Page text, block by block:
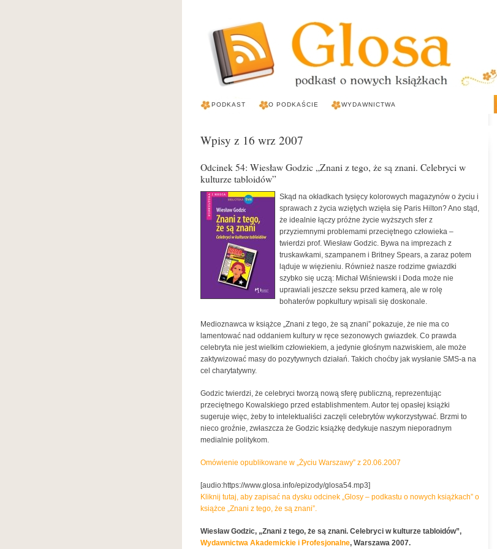
PODKAST O PODKAŚCIE WYDAWNICTWA
Wpisy z 16 wrz 2007
Odcinek 54: Wiesław Godzic „Znani z tego, że są znani. Celebryci w
kulturze tabloidów”
Skąd na okładkach tysięcy kolorowych magazynów o życiu i
sprawach z życia wziętych wzięła się Paris Hilton? Ano stąd,
że idealnie łączy próżne życie wyższych sfer z
przyziemnymi problemami przeciętnego człowieka –
twierdzi prof. Wiesław Godzic. Bywa na imprezach z
truskawkami, szampanem i Britney Spears, a zaraz potem
ląduje w więzieniu. Również nasze rodzime gwiazdki
szybko się uczą: Michał Wiśniewski i Doda może nie
uprawiali jeszcze seksu przed kamerą, ale w rolę
bohaterów popkultury wpisali się doskonale.
Medioznawca w książce „Znani z tego, że są znani” pokazuje, że nie ma co
lamentować nad oddaniem kultury w ręce sezonowych gwiazdek. Co prawda
celebryta nie jest wielkim człowiekiem, a jedynie głośnym nazwiskiem, ale może
zaktywizować masy do pozytywnych działań. Takich choćby jak wysłanie SMS-a na
cel charytatywny.
Godzic twierdzi, że celebryci tworzą nową sferę publiczną, reprezentując
przeciętnego Kowalskiego przed establishmentem. Autor tej opasłej książki
sugeruje więc, żeby to intelektualiści zaczęli celebrytów wykorzystywać. Brzmi to
nieco groźnie, zwłaszcza że Godzic książkę dedykuje naszym nieporadnym
medialnie politykom.
Omówienie opublikowane w „Życiu Warszawy” z 20.06.2007
[audio:https://www.glosa.info/epizody/glosa54.mp3]
Kliknij tutaj, aby zapisać na dysku odcinek „Glosy – podkastu o nowych książkach” o
książce „Znani z tego, że są znani”.
Wiesław Godzic, „Znani z tego, że są znani. Celebryci w kulturze tabloidów”,
Wydawnictwa Akademickie i Profesjonalne, Warszawa 2007.